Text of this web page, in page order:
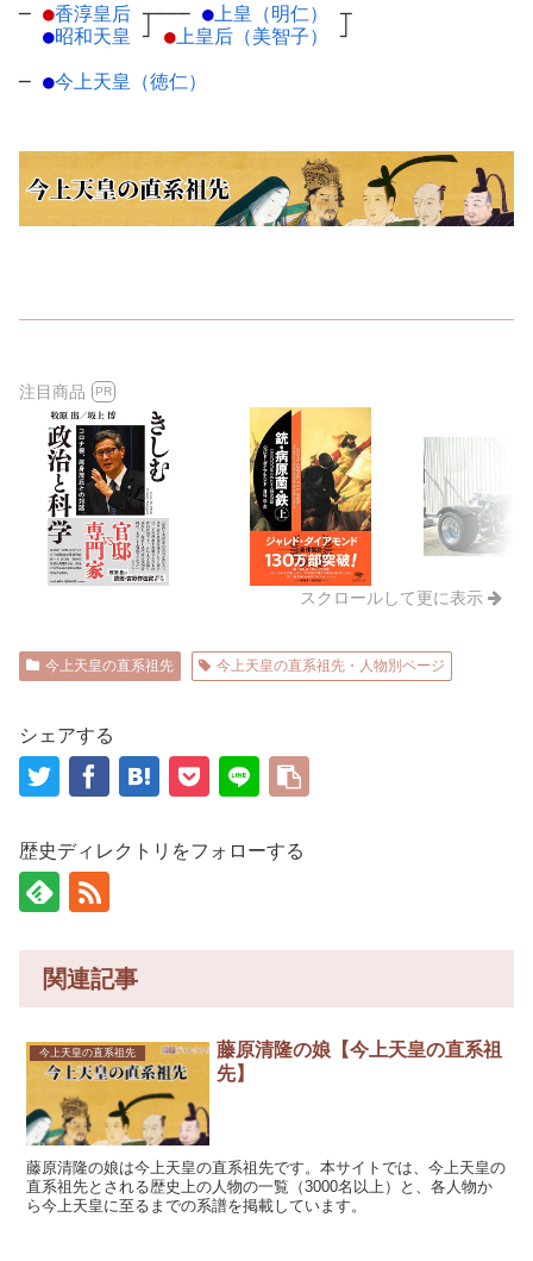
─ ●香淳皇后 ┬
●昭和天皇 ┘
─── ●上皇（明仁）
┬
●上皇后（美智子） ┘
─ ●今上天皇（徳仁）
注目商品 PR
スクロールして更に表示
今上天皇の直系祖先 今上天皇の直系祖先・人物別ページ
シェアする
歴史ディレクトリをフォローする
関連記事
今上天皇の直系祖先
藤原清隆の娘【今上天皇の直系祖
先】
藤原清隆の娘は今上天皇の直系祖先です。本サイトでは、今上天皇の
直系祖先とされる歴史上の人物の一覧（3000名以上）と、各人物か
ら今上天皇に至るまでの系譜を掲載しています。